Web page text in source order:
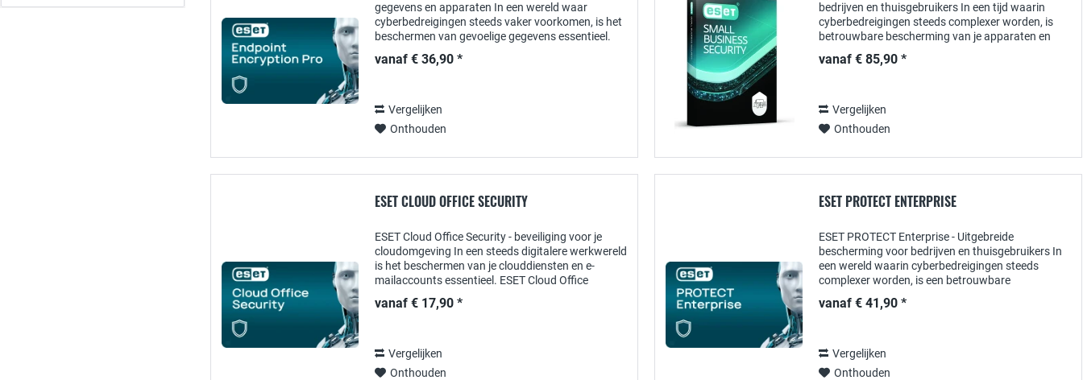
gegevens en apparaten In een wereld waar
cyberbedreigingen steeds vaker voorkomen, is het
beschermen van gevoelige gegevens essentieel.
krachtige...
vanaf € 36,90 *
Vergelijken
Onthouden
bedrijven en thuisgebruikers In een tijd waarin
cyberbedreigingen steeds complexer worden, is
betrouwbare bescherming van je apparaten en
Security...
vanaf € 85,90 *
Vergelijken
Onthouden
ESET CLOUD OFFICE SECURITY
ESET Cloud Office Security - beveiliging voor je
cloudomgeving In een steeds digitalere werkwereld
is het beschermen van je clouddiensten en e-
mailaccounts essentieel. ESET Cloud Office
vanaf € 17,90 *
Vergelijken
Onthouden
ESET PROTECT ENTERPRISE
ESET PROTECT Enterprise - Uitgebreide
bescherming voor bedrijven en thuisgebruikers In
een wereld waarin cyberbedreigingen steeds
complexer worden, is een betrouwbare
essentieel. ESET PROTECT...
vanaf € 41,90 *
Vergelijken
Onthouden